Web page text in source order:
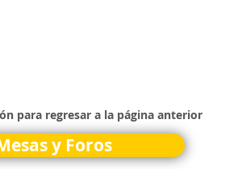
para regresar a la página anterior
y Foros